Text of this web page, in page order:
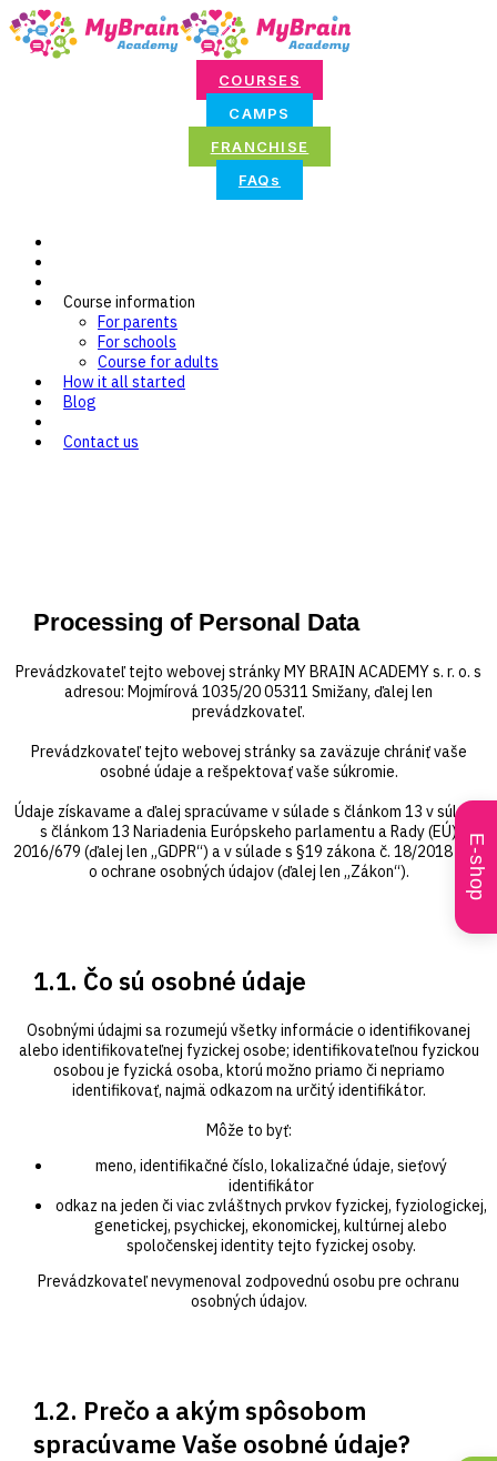
COURSES
CAMPS
FRANCHISE
FAQs
Course information
For parents
For schools
Course for adults
How it all started
Blog
Contact us
Processing of Personal Data
Prevádzkovateľ tejto webovej stránky MY BRAIN ACADEMY s. r. o. s
adresou: Mojmírová 1035/20 05311 Smižany, ďalej len
prevádzkovateľ.
Prevádzkovateľ tejto webovej stránky sa zaväzuje chrániť vaše
osobné údaje a rešpektovať vaše súkromie.
Údaje získavame a ďalej spracúvame v súlade s článkom 13 v súlade
s článkom 13 Nariadenia Európskeho parlamentu a Rady (EÚ)
2016/679 (ďalej len „GDPR“) a v súlade s §19 zákona č. 18/2018 Z. z.
o ochrane osobných údajov (ďalej len „Zákon“).
1.1. Čo sú osobné údaje
Osobnými údajmi sa rozumejú všetky informácie o identifikovanej
alebo identifikovateľnej fyzickej osobe; identifikovateľnou fyzickou
osobou je fyzická osoba, ktorú možno priamo či nepriamo
identifikovať, najmä odkazom na určitý identifikátor.
Môže to byť:
meno, identifikačné číslo, lokalizačné údaje, sieťový
identifikátor
odkaz na jeden či viac zvláštnych prvkov fyzickej, fyziologickej,
genetickej, psychickej, ekonomickej, kultúrnej alebo
spoločenskej identity tejto fyzickej osoby.
Prevádzkovateľ nevymenoval zodpovednú osobu pre ochranu
osobných údajov.
1.2. Prečo a akým spôsobom
spracúvame Vaše osobné údaje?
E-shop